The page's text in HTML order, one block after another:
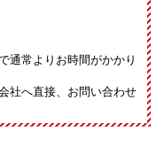
通常よりお時間がかかり
社へ直接、お問い合わせ